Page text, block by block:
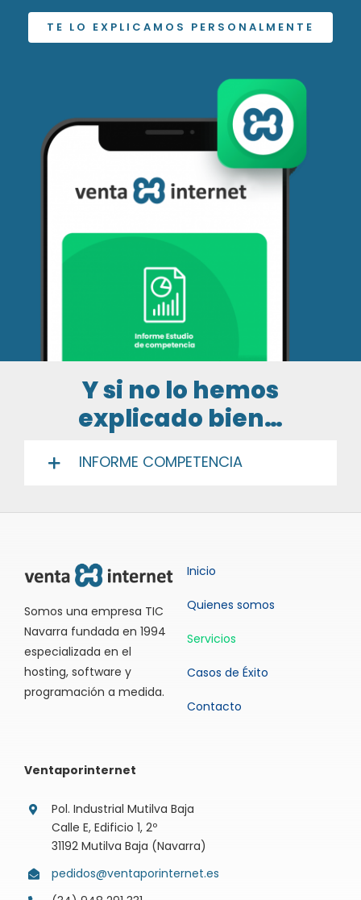
TE LO EXPLICAMOS PERSONALMENTE
Y si no lo hemos
explicado bien…
INFORME COMPETENCIA
Somos una empresa TIC
Navarra fundada en 1994
especializada en el
hosting, software y
programación a medida.
Inicio
Quienes somos
Servicios
Casos de Éxito
Contacto
Ventaporinternet
Pol. Industrial Mutilva Baja
Calle E, Edificio 1, 2º
31192 Mutilva Baja (Navarra)
pedidos@ventaporinternet.es